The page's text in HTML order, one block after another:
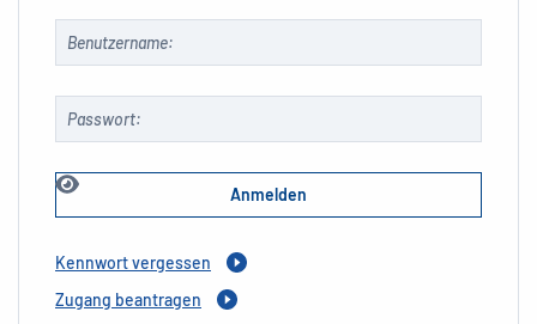
Kennwort vergessen
Zugang beantragen